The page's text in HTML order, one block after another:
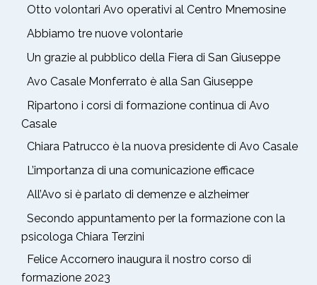
Otto volontari Avo operativi al Centro Mnemosine
Abbiamo tre nuove volontarie
Un grazie al pubblico della Fiera di San Giuseppe
Avo Casale Monferrato è alla San Giuseppe
Ripartono i corsi di formazione continua di Avo
Casale
Chiara Patrucco è la nuova presidente di Avo Casale
L’importanza di una comunicazione efficace
All’Avo si è parlato di demenze e alzheimer
Secondo appuntamento per la formazione con la
psicologa Chiara Terzini
Felice Accornero inaugura il nostro corso di
formazione 2023